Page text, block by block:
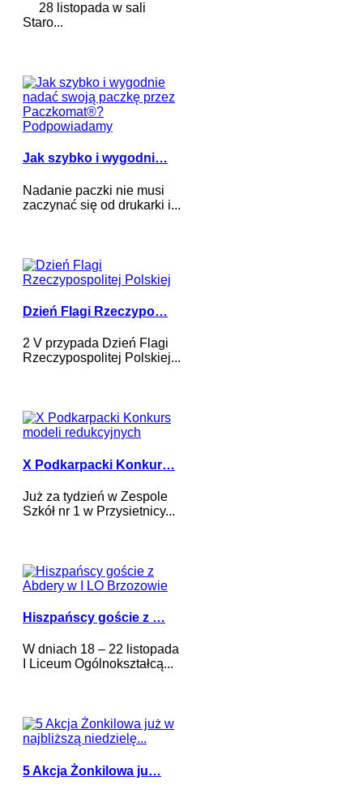
28 listopada w sali
Staro...
Jak szybko i wygodni…
Nadanie paczki nie musi
zaczynać się od drukarki i...
Dzień Flagi Rzeczypo…
2 V przypada Dzień Flagi
Rzeczypospolitej Polskiej...
X Podkarpacki Konkur…
Już za tydzień w Zespole
Szkół nr 1 w Przysietnicy...
Hiszpańscy goście z …
W dniach 18 – 22 listopada
I Liceum Ogólnokształcą...
5 Akcja Żonkilowa ju…